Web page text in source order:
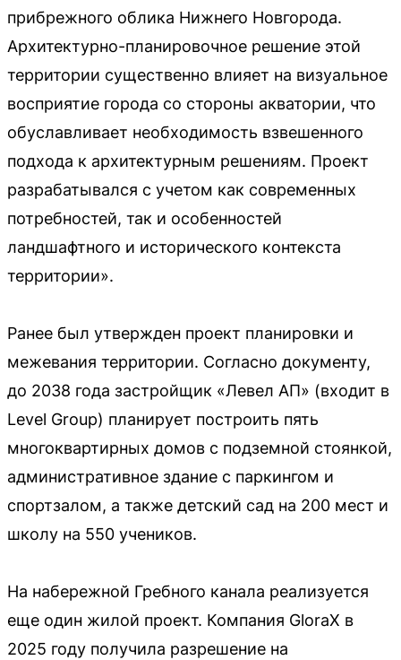
прибрежного облика Нижнего Новгорода.
Архитектурно-планировочное решение этой
территории существенно влияет на визуальное
восприятие города со стороны акватории, что
обуславливает необходимость взвешенного
подхода к архитектурным решениям. Проект
разрабатывался с учетом как современных
потребностей, так и особенностей
ландшафтного и исторического контекста
территории».
Ранее был утвержден проект планировки и
межевания территории. Согласно документу,
до 2038 года застройщик «Левел АП» (входит в
Level Group) планирует построить пять
многоквартирных домов с подземной стоянкой,
административное здание с паркингом и
спортзалом, а также детский сад на 200 мест и
школу на 550 учеников.
На набережной Гребного канала реализуется
еще один жилой проект. Компания GloraX в
2025 году получила разрешение на